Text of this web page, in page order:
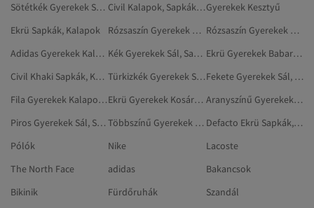
Sötétkék Gyerekek Sapkák
Civil Kalapok, Sapkák És KesztyűkGyerekek Kesztyű
Ekrü Sapkák, Kalapok
Rózsaszín Gyerekek Sapkák
Rózsaszín Gyerekek Sál, Sapka És Kesztyű Szett
Adidas Gyerekek Kalapok, Sapkák És Kesztyűk
Kék Gyerekek Sál, Sapka És Kesztyű Szett
Ekrü Gyerekek Babaruhák
Civil Khaki Sapkák, Kalapok
Türkizkék Gyerekek Sapkák
Fekete Gyerekek Sál, Sapka És Kesztyű Szett
Fila Gyerekek Kalapok, Sapkák És Kesztyűk
Ekrü Gyerekek Kosárlabdacipő
Aranyszínű Gyerekek Sapkák, Kalapok
Piros Gyerekek Sál, Sapka És Kesztyű Szett
Többszínű Gyerekek Sál, Sapka És Kesztyű Szett
Defacto Ekrü Sapkák, Kalapok
Pólók
Nike
Lacoste
The North Face
adidas
Bakancsok
Bikinik
Fürdőruhák
Szandál